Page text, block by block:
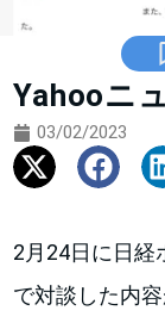
Yahooニ
03/02/2023
2月24日に日経
で対談した内